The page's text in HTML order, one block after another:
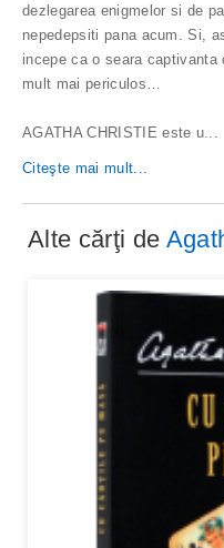
dezlegarea enigmelor si de
nepedepsiti pana acum. Si,
incepe ca o seara captivanta
mult mai periculos…
AGATHA CHRISTIE este u
Citeşte mai mult...
Alte cărţi de